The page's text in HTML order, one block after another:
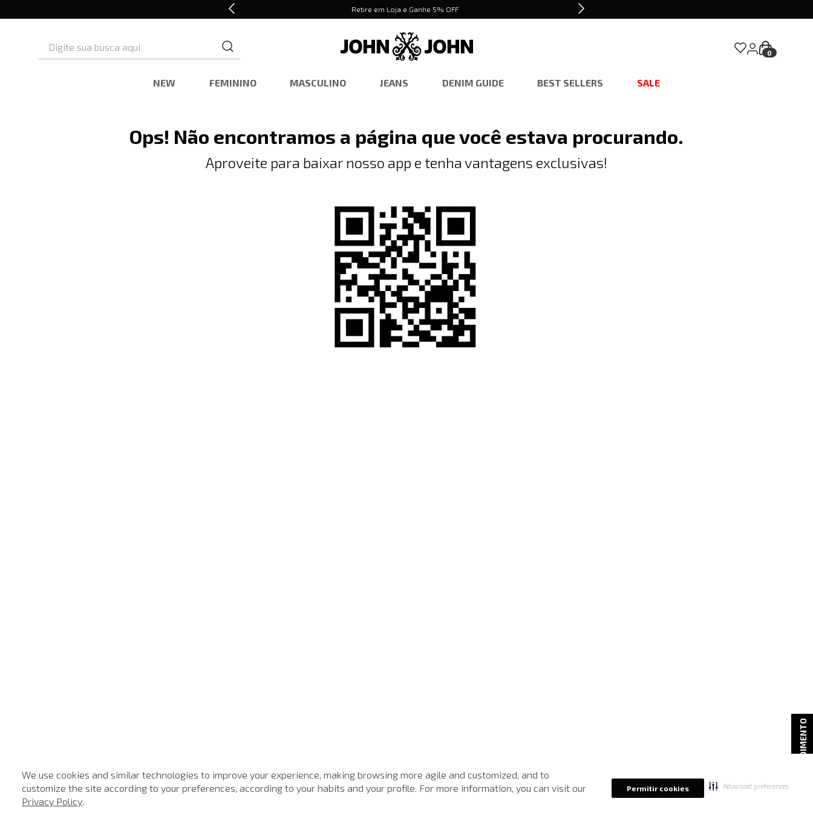
We use cookies and similar technologies to improve your experience, making browsing more agile and customized, and to
customize the site according to your preferences, according to your habits and your profile. For more information, you can visit our
Privacy Policy.
Permitir cookies Advanced preferences
Retire em Loja e Ganhe 5% OFF
0
NEW FEMININO MASCULINO JEANS DENIM GUIDE BEST SELLERS SALE
ATENDIMENTO
Ops! Não encontramos a página que você estava procurando.
Aproveite para baixar nosso app e tenha vantagens exclusivas!